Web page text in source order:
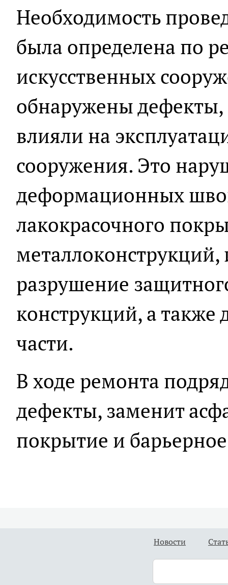
Необходимость
была определена по
искусственных
обнаружены дефекты,
влияли на
сооружения. Это
деформационных
лакокрасочного
металлоконструкций,
разрушение
конструкций, а
части.
В ходе ремонта
дефекты, заменит
покрытие и
Новости